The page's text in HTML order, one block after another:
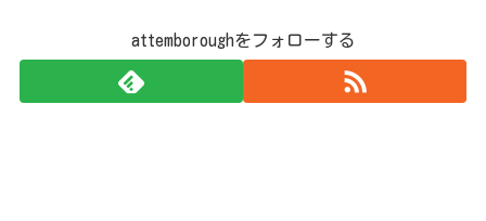
attemboroughをフォローする